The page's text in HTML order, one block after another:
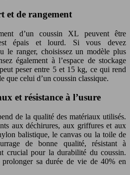
et de rangement
d’un coussin XL peuvent être
épais et lourd. Si vous devez
le ranger, choisissez un modèle plus
également à l’espace de stockage
peser entre 5 et 15 kg, ce qui rend
que celui d’un coussin classique.
et résistance à l’usure
de la qualité des matériaux utilisés.
aux déchirures, aux griffures et aux
balistique, le canvas ou la toile de
de bonne qualité, résistant à
crucial pour la durabilité du coussin.
prolonger sa durée de vie de 40% en